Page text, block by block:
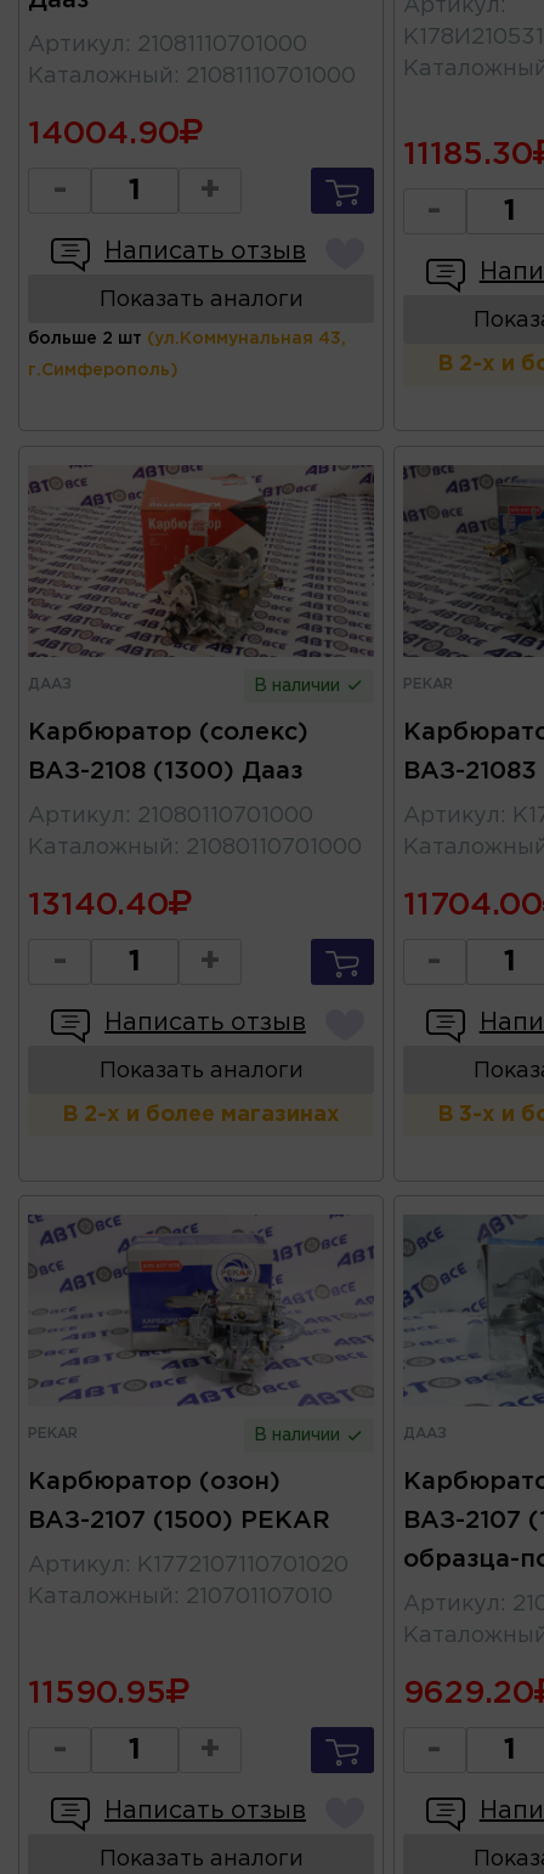
Артикул : 21081110701000
Каталожный : 21081110701000
14004.90
- +
Написать отзыв
Показать аналоги
больше 2 шт (ул.Коммунальная 43,
г.Симферополь)
Артикул :
11185.30
-
В 2-х и
ДААЗ В наличии
Карбюратор (солекс)
ВАЗ-2108 (1300) Дааз
Артикул : 21080110701000
Каталожный : 21080110701000
13140.40
- +
Написать отзыв
Показать аналоги
В 2-х и более магазинах
PEKAR
ВАЗ-21083
Артикул :
11704.00
-
В 3-х и
PEKAR В наличии
Карбюратор (озон)
ВАЗ-2107 (1500) PEKAR
Артикул :
К1772107110701020
Каталожный : 210701107010
11590.95
- +
Написать отзыв
Показать аналоги
ДААЗ
ВАЗ-2107
образца-
Артикул :
9629.20
-